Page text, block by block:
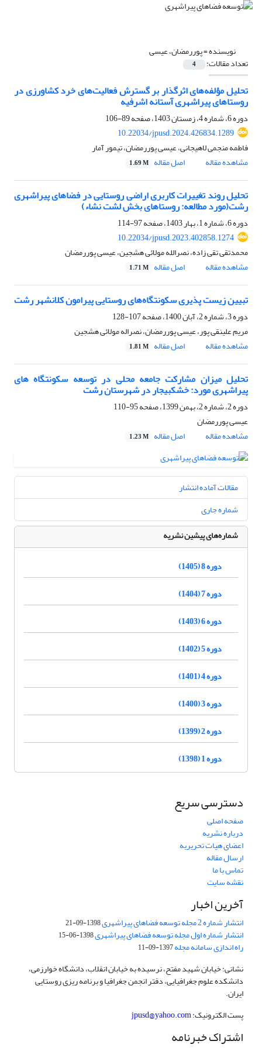
نویسنده =پوررمضان، عیسی
تعداد مقالات: 4
تحلیل مؤلفه‌های اثرگذار بر گسترش فعالیت‌های خرد کشاورزی در
روستاهای پیراشهری آستانه اشرفیه
دوره 6، شماره 4، زمستان 1403، صفحه
89-106
10.22034/jpusd.2024.426834.1289
فاطمه منجمی لاهیجانی، عیسی پوررمضان، تیمور آمار
مشاهده مقاله
اصل مقاله 1.69 M
تحلیل روند تغییرات کاربری اراضی روستایی در فضاهای پیراشهری
رشت(مورد مطالعه: روستاهای بخش لشت نشاء)
دوره 6، شماره 1، بهار 1403، صفحه
97-114
10.22034/jpusd.2023.402858.1274
محمدتقی تقی زاده، نصرالله مولائی هشجین، عیسی پوررمضان
مشاهده مقاله
اصل مقاله 1.71 M
تبیین زیست پذیری سکونتگاه‌های روستایی پیرامون کلانشهر رشت
دوره 3، شماره 2، آبان 1400، صفحه
107-128
مریم علینقی پور، عیسی پوررمضان، نصراله مولائی هشجین
مشاهده مقاله
اصل مقاله 1.81 M
تحلیل میزان مشارکت جامعه محلی در توسعه سکونتگاه های
پیراشهری مورد: خشکبیجار در شهرستان رشت
دوره 2، شماره 2، بهمن 1399، صفحه
95-110
عیسی پوررمضان
مشاهده مقاله
اصل مقاله 1.23 M
مقالات آماده انتشار
شماره جاری
شماره‌های پیشین نشریه
دوره 8 (1405)
دوره 7 (1404)
دوره 6 (1403)
دوره 5 (1402)
دوره 4 (1401)
دوره 3 (1400)
دوره 2 (1399)
دوره 1 (1398)
دسترسی سریع
صفحه اصلی
درباره نشریه
اعضای هیات تحریریه
ارسال مقاله
تماس با ما
نقشه سایت
آخرین اخبار
انتشار شماره 2 مجله توسعه فضاهای پیراشهری 1398-09-21
انتشار شماره اول مجله توسعه فضاهای پیراشهری1398-06-15
راه اندازی سامانه مجله1397-09-11
نشانی: خیابان شهید مفتح، نرسیده به خیابان انقلاب، دانشگاه خوارزمی،
دانشکده علوم جغرافیایی، دفتر انجمن جغرافیا و برنامه ریزی روستایی
ایران.
پست الکترونیک:jpusd@yahoo.com
اشتراک خبرنامه